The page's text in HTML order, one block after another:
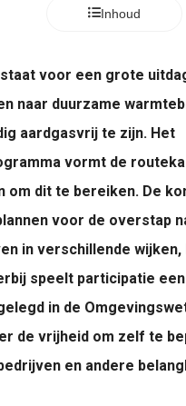
Inhoud
voor een grote
naar duurzame
aardgasvrij te zijn. Het
vormt de
om dit te bereiken. De
voor de overstap
in verschillende wijken,
speelt participatie
in de
de vrijheid om zelf te
en andere